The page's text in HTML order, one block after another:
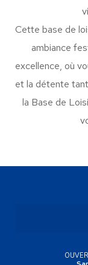
Cette base de
ambiance
excellence, où
et la détente
la Base de